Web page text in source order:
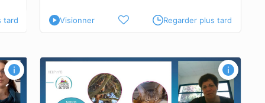
tard Visionner Regarder plus tard
les